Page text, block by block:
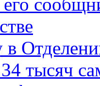
в
тысяч